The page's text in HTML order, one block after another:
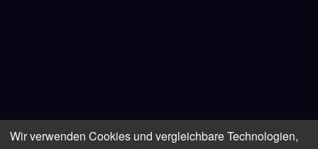
Wir verwenden Cookies und vergleichbare Technologien,